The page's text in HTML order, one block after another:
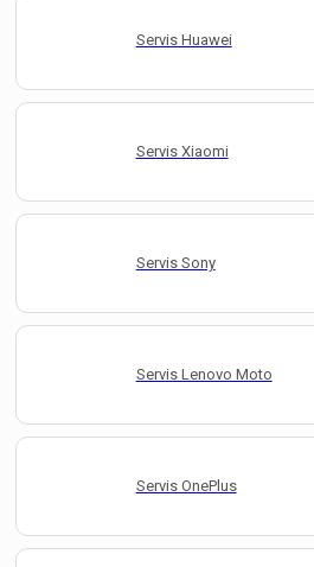
Servis Huawei
Servis Xiaomi
Servis Sony
Servis Lenovo Moto
Servis OnePlus